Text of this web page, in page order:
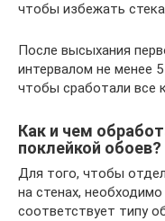
чтобы избежать
После высыхания
интервалом не менее
чтобы сработали все
Как и чем
поклейкой обоев?
Для того, чтобы
на стенах,
соответствует типу